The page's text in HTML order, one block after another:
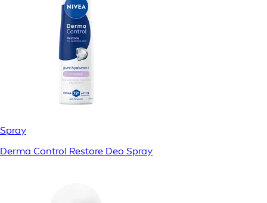
Spray
Derma Control Restore Deo Spray